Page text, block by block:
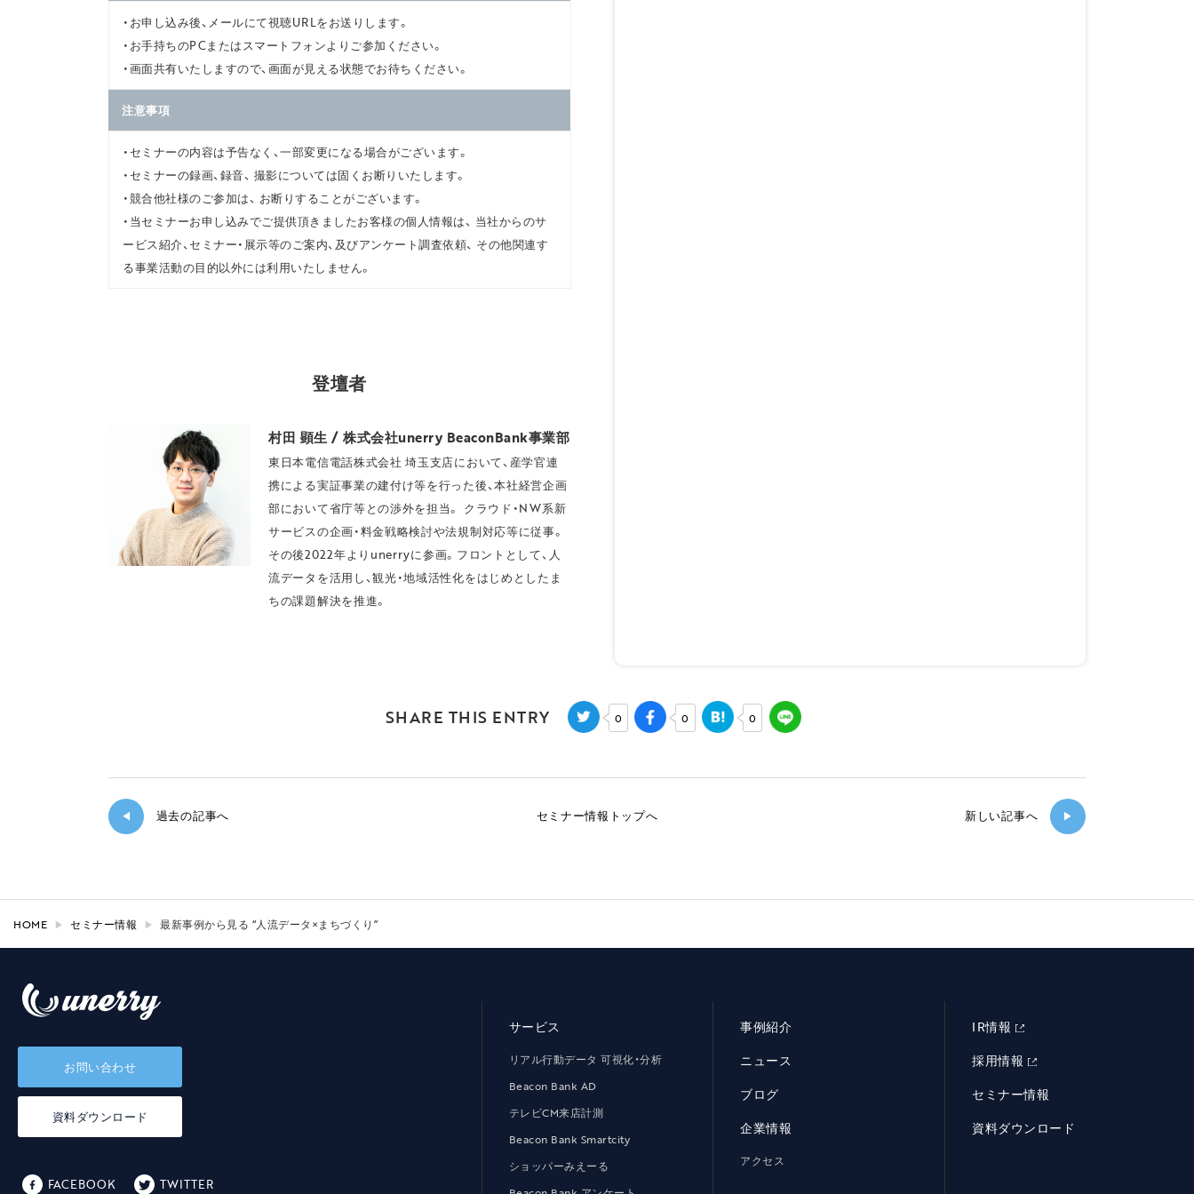
・お申し込み後、メールにて視聴URLをお送りします。
・お手持ちのPCまたはスマートフォンよりご参加ください。
・画面共有いたしますので、画面が見える状態でお待ちください。
注意事項
・セミナーの内容は予告なく、一部変更になる場合がございます。
・セミナーの録画、録音、 撮影については固くお断りいたします。
・競合他社様のご参加は、 お断りすることがございます。
・当セミナーお申し込みでご提供頂きましたお客様の個人情報は、 当社からのサ
ービス紹介、セミナー・展示等のご案内、及びアンケート調査依頼、 その他関連す
る事業活動の目的以外には利用いたしません。
登壇者
村田 顕生 / 株式会社unerry BeaconBank事業部
東日本電信電話株式会社 埼玉支店において、産学官連
携による実証事業の建付け等を行った後、本社経営企画
部において省庁等との渉外を担当。 クラウド・NW系新
サービスの企画・料金戦略検討や法規制対応等に従事。
その後2022年よりunerryに参画。フロントとして、人
流データを活用し、観光・地域活性化をはじめとしたま
ちの課題解決を推進。
SHARE THIS ENTRY 0 0 0
◀ 過去の記事へ セミナー情報トップへ 新しい記事へ ▶
HOME セミナー情報 最新事例から見る “人流データ×まちづくり”
お問い合わせ
資料ダウンロード
FACEBOOK TWITTER
サービス
リアル行動データ 可視化・分析
Beacon Bank AD
テレビCM来店計測
Beacon Bank Smartcity
ショッパーみえーる
事例紹介
ニュース
ブログ
企業情報
アクセス
IR情報
採用情報
セミナー情報
資料ダウンロード